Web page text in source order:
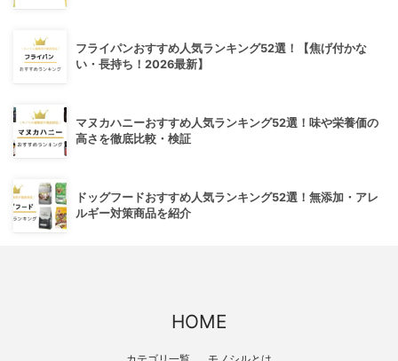
フライパンおすすめ人気ランキング52選！【焦げ付かな
い・長持ち！2026最新】
マヌカハニーおすすめ人気ランキング52選！味や栄養価の
高さを徹底比較・検証
ドッグフードおすすめ人気ランキング52選！無添加・アレ
ルギー対策商品を紹介
HOME